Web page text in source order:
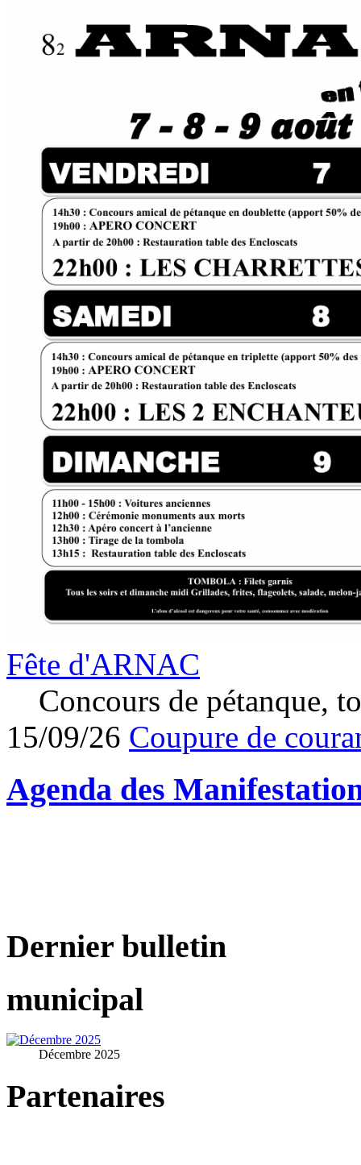
Fête d'ARNAC
Concours de pétanque,
15/09/26 Coupure de
Agenda des
Dernier bulletin
municipal
Décembre 2025
Partenaires